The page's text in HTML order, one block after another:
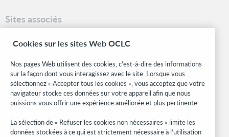
Sites associés
Formats bibliographiques
Research
WebJunction
Réseau des développeurs
Soyez informé
Cookies sur les sites Web OCLC
Nos pages Web utilisent des cookies, c'est-à-dire des informations
sur la façon dont vous interagissez avec le site. Lorsque vous
sélectionnez « Accepter tous les cookies », vous acceptez que votre
navigateur stocke ces données sur votre appareil afin que nous
puissions vous offrir une expérience améliorée et plus pertinente.
La sélection de « Refuser les cookies non nécessaires » limite les
données stockées à ce qui est strictement nécessaire à l’utilisation